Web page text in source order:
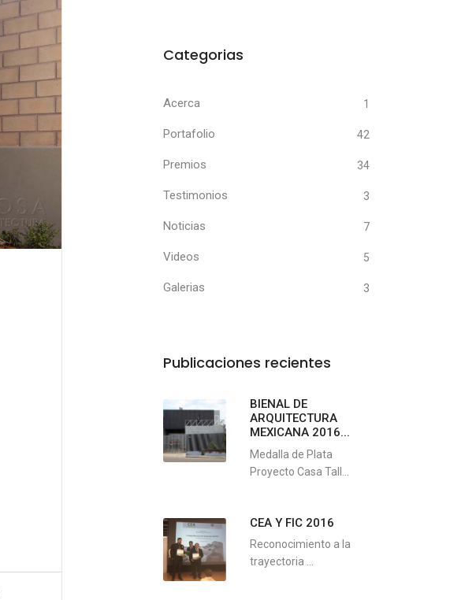
Categorias
Acerca 1
Portafolio 42
Premios 34
Testimonios 3
Noticias 7
Videos 5
Galerias 3
Publicaciones recientes
BIENAL DE
ARQUITECTURA
MEXICANA 2016...
Medalla de Plata
Proyecto Casa Tall...
CEA Y FIC 2016
Reconocimiento a la
trayectoria ...